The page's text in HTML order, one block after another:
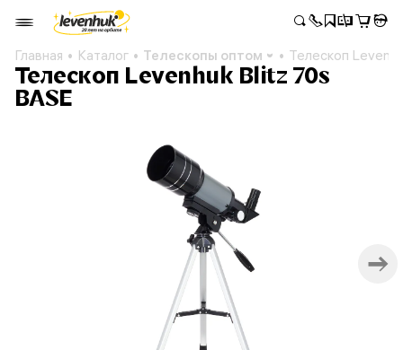
Главная Каталог Телескопы оптом Телескоп
Телескоп Levenhuk Blitz 70s
BASE